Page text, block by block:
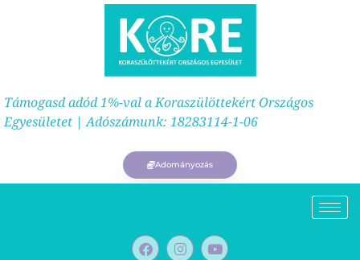
Támogasd adód 1%-val a Koraszülöttekért Országos
Egyesületet | Adószámunk: 18283114-1-06
Adományozás